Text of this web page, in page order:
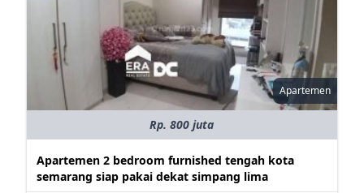
Apartemen
Rp. 800 juta
Apartemen 2 bedroom furnished tengah kota
semarang siap pakai dekat simpang lima